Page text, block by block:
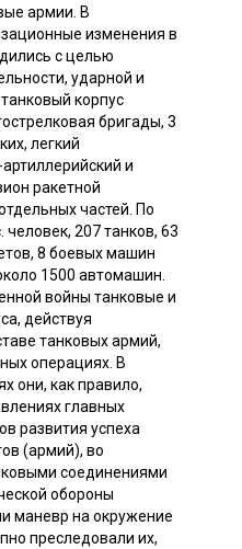
армии. В
изменения в
с целью
ударной и
корпус
бригады, 3
легкий
и
ракетной
частей. По
207 танков, 63
8 боевых машин
1500 автомашин.
войны танковые и
действуя
танковых армий,
операциях. В
они, как правило,
главных
развития успеха
(армий), во
соединениями
обороны
маневр на окружение
преследовали их,